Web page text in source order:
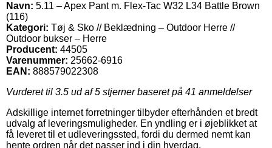
Navn: 5.11 – Apex Pant m. Flex-Tac W32 L34 Battle Brown
(116)
Kategori: Tøj & Sko // Beklædning – Outdoor Herre //
Outdoor bukser – Herre
Producent: 44505
Varenummer: 25662-6916
EAN: 888579022308
Vurderet til 3.5 ud af 5 stjerner baseret på 41 anmeldelser
Adskillige internet forretninger tilbyder efterhånden et bredt
udvalg af leveringsmuligheder. En yndling er i øjeblikket at
få leveret til et udleveringssted, fordi du dermed nemt kan
hente ordren når det passer ind i din hverdag.